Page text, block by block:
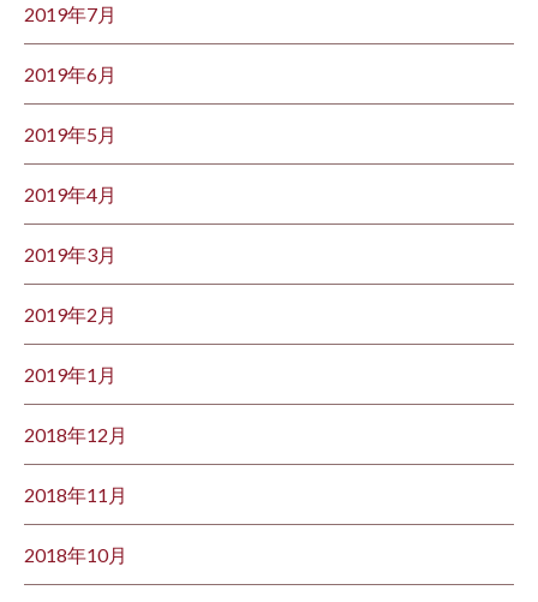
2019年7月
2019年6月
2019年5月
2019年4月
2019年3月
2019年2月
2019年1月
2018年12月
2018年11月
2018年10月